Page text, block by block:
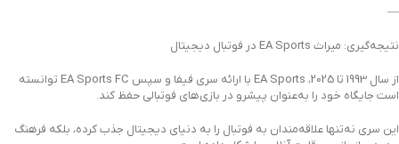
—
نتیجه‌گیری: میراث EA Sports در فوتبال دیجیتال
از سال 1993 تا 2025، EA Sports با ارائه سری فیفا و سپس EA Sports FC توانسته
است جایگاه خود را به‌عنوان پیشرو در بازی‌های فوتبالی حفظ کند.
این سری نه‌تنها علاقه‌مندان به فوتبال را به دنیای دیجیتال جذب کرده، بلکه فرهنگ